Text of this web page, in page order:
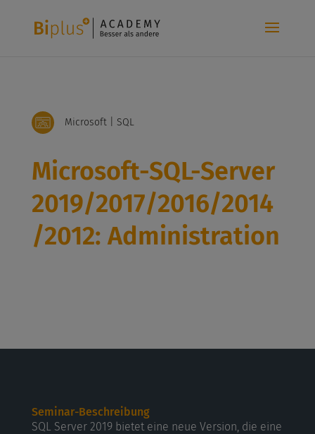
Microsoft | SQL
Microsoft-SQL-Server
2019/2017/2016/2014
/2012: Administration
Seminar-Beschreibung
SQL Server 2019 bietet eine neue Version, die eine